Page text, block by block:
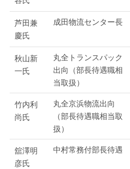
芦田兼
慶氏
成田物流センター長
秋山新
一氏
丸全トランスパック
出向（部長待遇職相
当取扱）
竹内利
尚氏
丸全京浜物流出向
（部長待遇職相当取
扱）
舘澤明
彦氏
中村常務付部長待遇